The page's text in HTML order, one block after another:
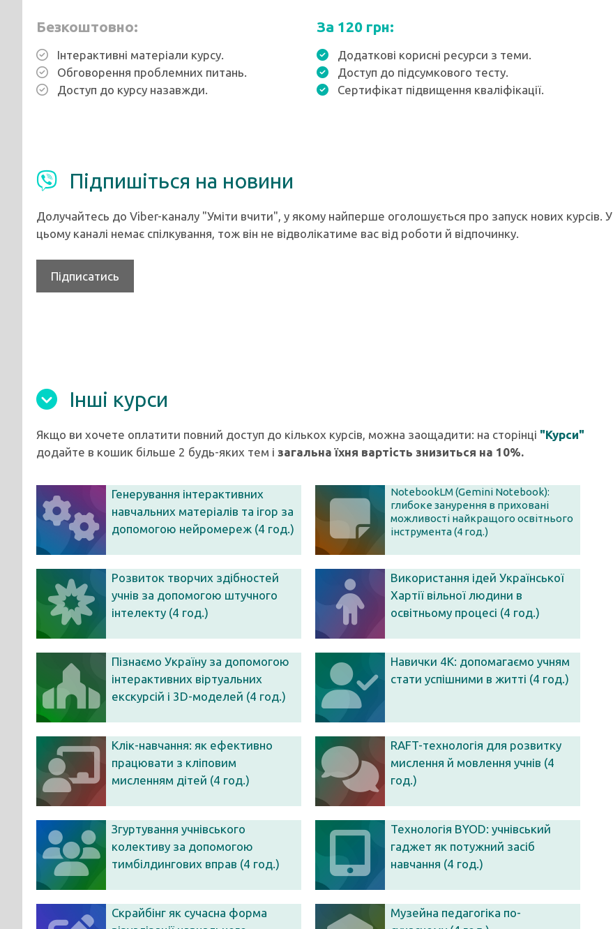
Безкоштовно:
Інтерактивні матеріали курсу.
Обговорення проблемних питань.
Доступ до курсу назавжди.
За 120 грн:
Додаткові корисні ресурси з теми.
Доступ до підсумкового тесту.
Сертифікат підвищення кваліфікації.
Підпишіться на новини
Долучайтесь до Viber-каналу "Уміти вчити", у якому найперше оголошується про запуск нових курсів. У
цьому каналі немає спілкування, тож він не відволікатиме вас від роботи й відпочинку.
Підписатись
Інші курси
Якщо ви хочете оплатити повний доступ до кількох курсів, можна заощадити: на сторінці "Курси"
додайте в кошик більше 2 будь-яких тем і загальна їхня вартість знизиться на 10%.
Генерування інтерактивних
навчальних матеріалів та ігор за
допомогою нейромереж (4 год.)
NotebookLM (Gemini Notebook):
глибоке занурення в приховані
можливості найкращого освітнього
інструмента (4 год.)
Розвиток творчих здібностей
учнів за допомогою штучного
інтелекту (4 год.)
Використання ідей Української
Хартії вільної людини в
освітньому процесі (4 год.)
Пізнаємо Україну за допомогою
інтерактивних віртуальних
екскурсій і 3D-моделей (4 год.)
Навички 4К: допомагаємо учням
стати успішними в житті (4 год.)
Клік-навчання: як ефективно
працювати з кліповим
мисленням дітей (4 год.)
RAFT-технологія для розвитку
мислення й мовлення учнів (4
год.)
Згуртування учнівського
колективу за допомогою
тимбілдингових вправ (4 год.)
Технологія BYOD: учнівський
гаджет як потужний засіб
навчання (4 год.)
Скрайбінг як сучасна форма
Музейна педагогіка по-